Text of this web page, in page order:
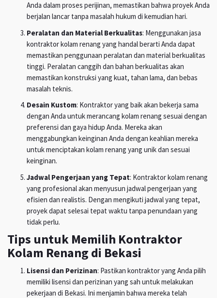
Anda dalam proses perijinan, memastikan bahwa proyek Anda
berjalan lancar tanpa masalah hukum di kemudian hari.
Peralatan dan Material Berkualitas: Menggunakan jasa
kontraktor kolam renang yang handal berarti Anda dapat
memastikan penggunaan peralatan dan material berkualitas
tinggi. Peralatan canggih dan bahan berkualitas akan
memastikan konstruksi yang kuat, tahan lama, dan bebas
masalah teknis.
Desain Kustom: Kontraktor yang baik akan bekerja sama
dengan Anda untuk merancang kolam renang sesuai dengan
preferensi dan gaya hidup Anda. Mereka akan
menggabungkan keinginan Anda dengan keahlian mereka
untuk menciptakan kolam renang yang unik dan sesuai
keinginan.
Jadwal Pengerjaan yang Tepat: Kontraktor kolam renang
yang profesional akan menyusun jadwal pengerjaan yang
efisien dan realistis. Dengan mengikuti jadwal yang tepat,
proyek dapat selesai tepat waktu tanpa penundaan yang
tidak perlu.
Tips untuk Memilih Kontraktor
Kolam Renang di Bekasi
Lisensi dan Perizinan: Pastikan kontraktor yang Anda pilih
memiliki lisensi dan perizinan yang sah untuk melakukan
pekerjaan di Bekasi. Ini menjamin bahwa mereka telah